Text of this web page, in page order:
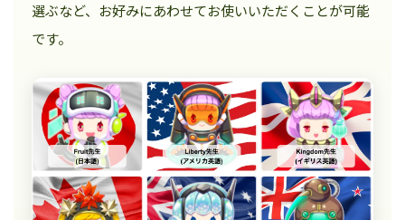
選ぶなど、お好みにあわせてお使いいただくことが可能
です。